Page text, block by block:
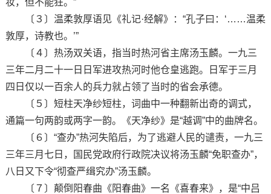
妆，但不能狂。”
〔３〕温柔敦厚语见《礼记·经解》：“孔子曰：‘……温柔
敦厚，诗教也。’”
〔４〕热汤双关语，指当时热河省主席汤玉麟。一九三
三年二月二十一日日军进攻热河时他仓皇逃跑。日军于三月
四日仅以一百余人的兵力就占领了当时的省会承德。
〔５〕短柱天净纱短柱，词曲中一种翻新出奇的调式，
通篇一句两韵或两字一韵。《天净纱》是“越调”中的曲牌名。
〔６〕“查办”热河失陷后，为了逃避人民的谴责，一九三
三年三月七日，国民党政府行政院决议将汤玉麟“免职查办”，
八日又下令“彻查严缉究办”汤玉麟。
〔７〕颠倒阳春曲《阳春曲》一名《喜春来》，是“中吕